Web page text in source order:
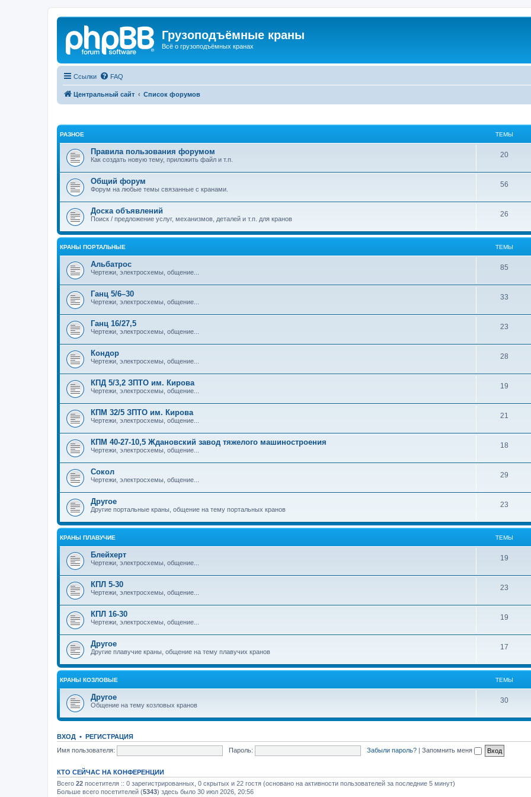
Грузоподъёмные краны
Всё о грузоподъёмных кранах
Ссылки FAQ
Центральный сайт Список форумов
РАЗНОЕ ТЕМЫ
Правила пользования форумом
Как создать новую тему, приложить файл и т.п.
20
Общий форум
Форум на любые темы связанные с кранами.
56
Доска объявлений
Поиск / предложение услуг, механизмов, деталей и т.п. для кранов
26
КРАНЫ ПОРТАЛЬНЫЕ ТЕМЫ
Альбатрос
Чертежи, электросхемы, общение...
85
Ганц 5/6–30
Чертежи, электросхемы, общение...
33
Ганц 16/27,5
Чертежи, электросхемы, общение...
23
Кондор
Чертежи, электросхемы, общение...
28
КПД 5/3,2 ЗПТО им. Кирова
Чертежи, электросхемы, общение...
19
КПМ 32/5 ЗПТО им. Кирова
Чертежи, электросхемы, общение...
21
КПМ 40-27-10,5 Ждановский завод тяжелого машиностроения
Чертежи, электросхемы, общение...
18
Сокол
Чертежи, электросхемы, общение...
29
Другое
Другие портальные краны, общение на тему портальных кранов
23
КРАНЫ ПЛАВУЧИЕ ТЕМЫ
Блейхерт
Чертежи, электросхемы, общение...
19
КПЛ 5-30
Чертежи, электросхемы, общение...
23
КПЛ 16-30
Чертежи, электросхемы, общение...
19
Другое
Другие плавучие краны, общение на тему плавучих кранов
17
КРАНЫ КОЗЛОВЫЕ ТЕМЫ
Другое
Общение на тему козловых кранов
30
ВХОД • РЕГИСТРАЦИЯ
Имя пользователя:
Пароль: Забыли пароль? | Запомнить меня
КТО СЕЙЧАС НА КОНФЕРЕНЦИИ
Всего 22 посетителя :: 0 зарегистрированных, 0 скрытых и 22 гостя (основано на активности пользователей за последние 5 минут)
Больше всего посетителей (5343) здесь было 30 июл 2026, 20:56